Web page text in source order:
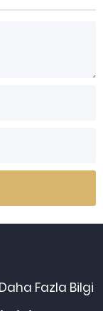
Fazla Bilgi